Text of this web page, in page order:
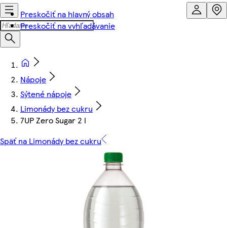
Preskočiť na hlavný obsah
Preskočiť na vyhľadávanie
Nápoje
Sýtené nápoje
Limonády bez cukru
7UP Zero Sugar 2 l
Späť na Limonády bez cukru